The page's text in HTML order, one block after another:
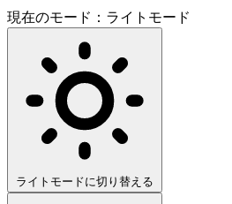
現在のモード： ライトモード
ライトモードに切り替える